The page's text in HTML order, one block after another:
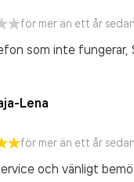
för mer än ett år sedan
som inte fungerar,
Lena
för mer än ett år sedan
och vänligt